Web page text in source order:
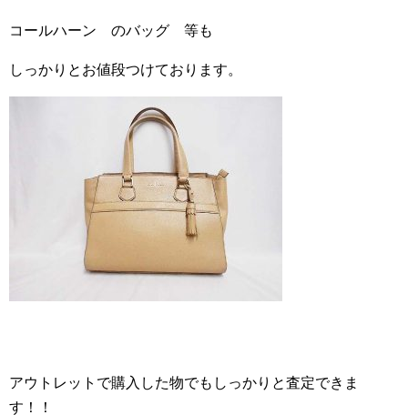
コールハーン のバッグ 等も
しっかりとお値段つけております。
アウトレットで購入した物でもしっかりと査定できま
す！！